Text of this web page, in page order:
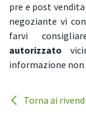
pre e post
negoziante vi
farvi
autorizzato
informazione non
Torna ai